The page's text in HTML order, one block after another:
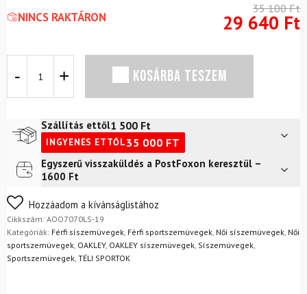
NINCS RAKTÁRON
35 100Ft
29 640 Ft
Line
Clear
cserelencsék
mennyiség
KOSÁRBA TESZEM
Szállítás ettől1 500 Ft
INGYENES ETTŐL35 000 FT
Futár a címre2 400
FoxPost
Egyszerű visszaküldés a PostFoxon keresztül –
1600 Ft
Nem biztos a választásában? Semmi gond – a terméket
egyszerűen visszaküldheti 14 napon belül, indoklás nélkül.
Mik a visszaküldés feltételei?
Hozzáadom a kívánságlistához
Cikkszám: AOO7070LS-19
Kategóriák: Férfi síszemüvegek Férfi sportszemüvegek Női síszemüvegek Női
sportszemüvegek OAKLEY, OAKLEY síszemüvegek Síszemüvegek
Sportszemüvegek TÉLI SPORTOK